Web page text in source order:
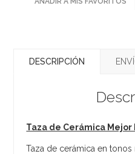
DESCRIPCIÓN
Taza de Cerámica Mejor
Taza de cerámica en